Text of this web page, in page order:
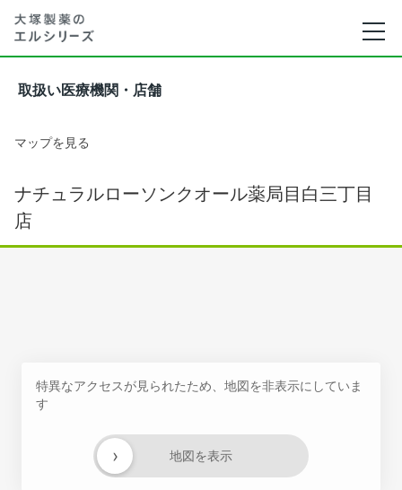
取扱い医療機関・店舗
マップを見る
ナチュラルローソンクオール薬局目白三丁目
店
特異なアクセスが見られたため、地図を非表示にしていま
す
地図を表示
›